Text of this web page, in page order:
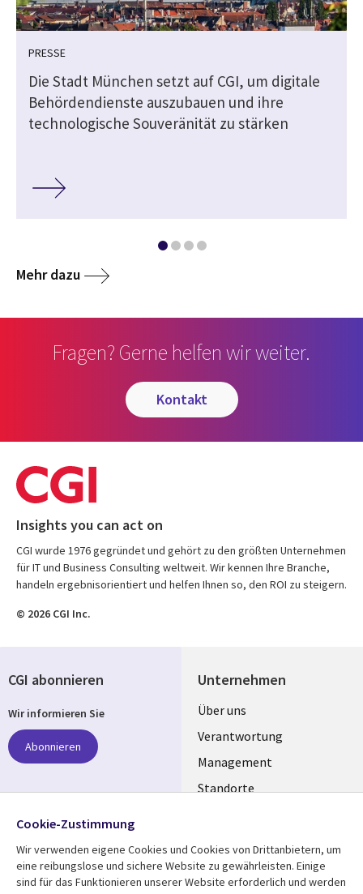
PRESSE
Die Stadt München setzt auf CGI, um digitale
Behördendienste auszubauen und ihre
technologische Souveränität zu stärken
Mehr dazu
Fragen? Gerne helfen wir weiter.
kontakt
Insights you can act on
CGI wurde 1976 gegründet und gehört zu den größten Unternehmen
für IT und Business Consulting weltweit. Wir kennen Ihre Branche,
handeln ergebnisorientiert und helfen Ihnen so, den ROI zu steigern.
© 2026 CGI Inc.
Unternehmen
Useful
links
GERMANY
Über uns
Verantwortung
Management
Standorte
CGI abonnieren
Wir informieren Sie
Abonnieren
Folgen Sie uns
Social
Media
GERMANY
Cookie-Zustimmung
Wir verwenden eigene Cookies und Cookies von Drittanbietern, um
eine reibungslose und sichere Website zu gewährleisten. Einige
sind für das Funktionieren unserer Website erforderlich und werden